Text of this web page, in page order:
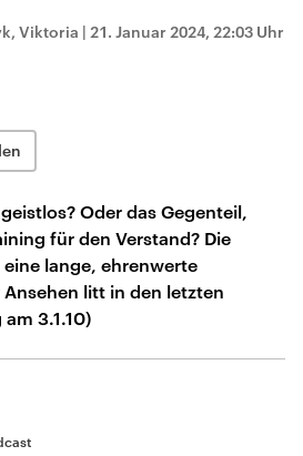
Viktoria | 21. Januar 2024, 22:03 Uhr
Oder das Gegenteil,
für den Verstand? Die
lange, ehrenwerte
litt in den letzten
3.1.10)